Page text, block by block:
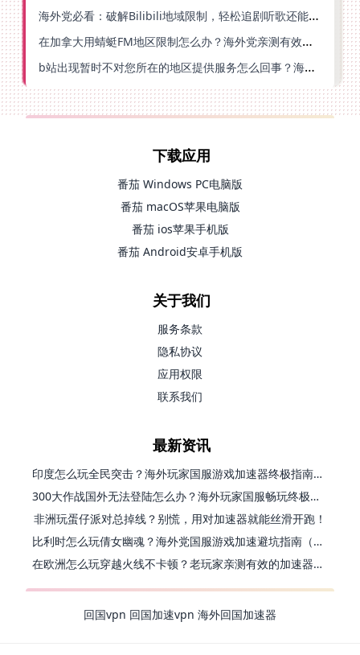
海外党必看：破解Bilibili地域限制，轻松追剧听歌还能流畅理财的实用指南
在加拿大用蜻蜓FM地区限制怎么办？海外党亲测有效的回国加速方案
b站出现暂时不对您所在的地区提供服务怎么回事？海外党亲测有效的回国加速方案
下载应用
番茄 Windows PC电脑版
番茄 macOS苹果电脑版
番茄 ios苹果手机版
番茄 Android安卓手机版
关于我们
服务条款
隐私协议
应用权限
联系我们
最新资讯
印度怎么玩全民突击？海外玩家国服游戏加速器终极指南（附原神延迟优化+精灵之境加速器选择）
300大作战国外无法登陆怎么办？海外玩家国服畅玩终极指南（附实测推荐）
非洲玩蛋仔派对总掉线？别慌，用对加速器就能丝滑开跑！
比利时怎么玩倩女幽魂？海外党国服游戏加速避坑指南（附实测推荐）
在欧洲怎么玩穿越火线不卡顿？老玩家亲测有效的加速器选择指南
回国vpn 回国加速vpn 海外回国加速器